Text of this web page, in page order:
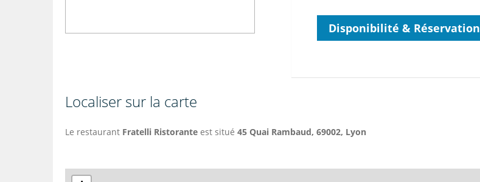
Disponibilité & Réservation
Localiser sur la carte
Le restaurant Fratelli Ristorante est situé 45 Quai Rambaud, 69002, Lyon